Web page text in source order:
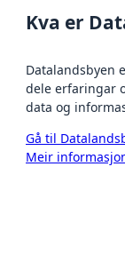
Kva er
Datalandsbyen
dele erfaringar
data og
Gå til
Meir